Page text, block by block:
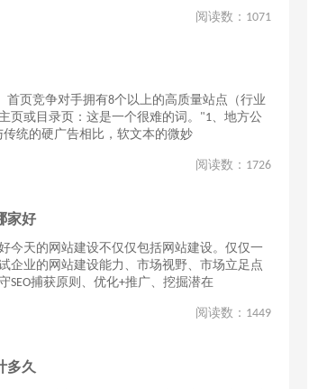
阅读数： 1071
首页竞争对手拥有8个以上的高质量站点（行业
页或目录页：这是一个很难的词。"1、地方公
统的硬广告相比，软文本的微妙
阅读数： 1726
家好
今天的网站建设不仅仅包括网站建设。仅仅一
企业的网站建设能力、市场视野、市场立足点
SEO捕获原则、优化+推广、挖掘潜在
阅读数： 1449
多久